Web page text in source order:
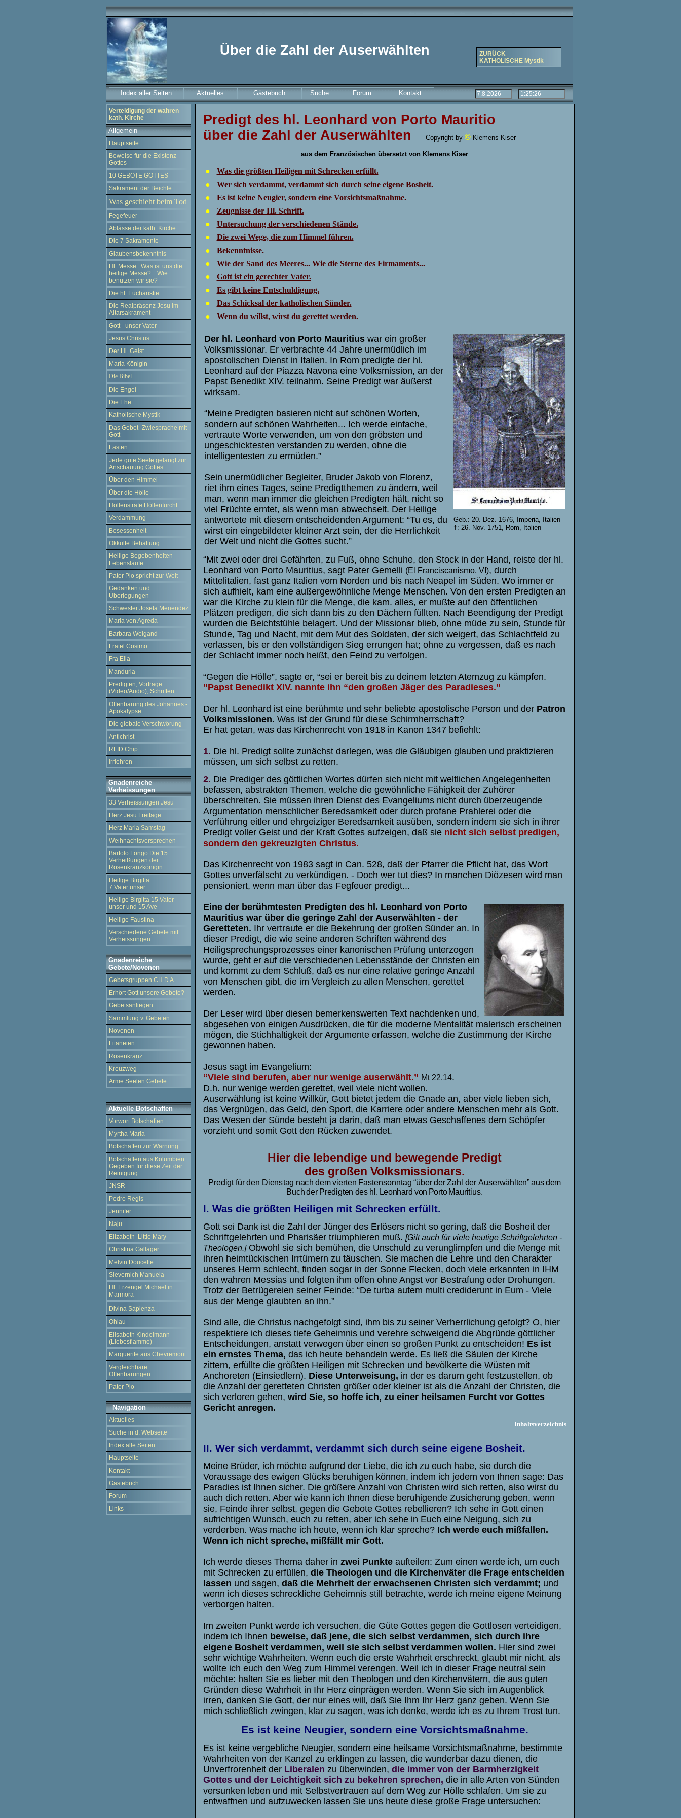
Über die Zahl der Auserwählten
ZURÜCK
KATHOLISCHE Mystik
Index aller Seiten Aktuelles Gästebuch Suche Forum Kontakt
Verteidigung der wahren
kath. Kirche
Allgemein
Hauptseite
Beweise für die Existenz
Gottes
10 GEBOTE GOTTES
Sakrament der Beichte
Was geschieht beim Tod
Fegefeuer
Ablässe der kath. Kirche
Die 7 Sakramente
Glaubensbekenntnis
Hl. Messe. Was ist uns die
heilige Messe? Wie
benützen wir sie?
Die hl. Eucharistie
Die Realpräsenz Jesu im
Altarsakrament
Gott - unser Vater
Jesus Christus
Der Hl. Geist
Maria Königin
Die Bibel
Die Engel
Die Ehe
Katholische Mystik
Das Gebet -Zwiesprache mit
Gott
Fasten
Jede gute Seele gelangt zur
Anschauung Gottes
Über den Himmel
Über die Hölle
Höllenstrafe Höllenfurcht
Verdammung
Besessenheit
Okkulte Behaftung
Heilige Begebenheiten
Lebensläufe
Pater Pio spricht zur Welt
Gedanken und
Überlegungen
Schwester Josefa Menendez
Maria von Agreda
Barbara Weigand
Fratel Cosimo
Fra Elia
Manduria
Predigten, Vorträge
(Video/Audio), Schriften
Offenbarung des Johannes -
Apokalypse
Die globale Verschwörung
Antichrist
RFID Chip
Irrlehren
Gnadenreiche
Verheissungen
33 Verheissungen Jesu
Herz Jesu Freitage
Herz Maria Samstag
Weihnachtsversprechen
Bartolo Longo Die 15
Verheißungen der
Rosenkranzkönigin
Heilige Birgitta
7 Vater unser
Heilige Birgitta 15 Vater
unser und 15 Ave
Heilige Faustina
Verschiedene Gebete mit
Verheissungen
Gnadenreiche
Gebete/Novenen
Gebetsgruppen CH D A
Erhört Gott unsere Gebete?
Gebetsanliegen
Sammlung v. Gebeten
Novenen
Litaneien
Rosenkranz
Kreuzweg
Arme Seelen Gebete
Aktuelle Botschaften
Vorwort Botschaften
Myrtha Maria
Botschaften zur Warnung
Botschaften aus Kolumbien.
Gegeben für diese Zeit der
Reinigung
JNSR
Pedro Regis
Jennifer
Naju
Elizabeth Little Mary
Christina Gallager
Melvin Doucette
Sievernich Manuela
Hl. Erzengel Michael in
Marmora
Divina Sapienza
Ohlau
Elisabeth Kindelmann
(Liebesflamme)
Marguerite aus Chevremont
Vergleichbare
Offenbarungen
Pater Pio
Navigation
Aktuelles
Suche in d. Webseite
Index alle Seiten
Hauptseite
Kontakt
Gästebuch
Forum
Links
Predigt des hl. Leonhard von Porto Mauritio
über die Zahl der Auserwählten
Copyright by ©Klemens Kiser
aus dem Französischen übersetzt von Klemens Kiser
●
Was die größten Heiligen mit Schrecken erfüllt.
●
Wer sich verdammt, verdammt sich durch seine eigene Bosheit.
●
Es ist keine Neugier, sondern eine Vorsichtsmaßnahme.
●
Zeugnisse der Hl. Schrift.
●
Untersuchung der verschiedenen Stände.
●
Die zwei Wege, die zum Himmel führen.
●
Bekenntnisse.
●
Wie der Sand des Meeres... Wie die Sterne des Firmaments...
●
Gott ist ein gerechter Vater.
●
Es gibt keine Entschuldigung.
●
Das Schicksal der katholischen Sünder.
●
Wenn du willst, wirst du gerettet werden.
Der hl. Leonhard von Porto Mauritiuswar ein großer
Volksmissionar. Er verbrachte 44 Jahre unermüdlich im
apostolischen Dienst in Italien. In Rom predigte der hl.
Leonhard auf der Piazza Navona eine Volksmission, an der
Papst Benedikt XIV. teilnahm. Seine Predigt war äußerst
wirksam.
“Meine Predigten basieren nicht auf schönen Worten,
sondern auf schönen Wahrheiten... Ich werde einfache,
vertraute Worte verwenden, um von den gröbsten und
ungeschicktesten verstanden zu werden, ohne die
intelligentesten zu ermüden.”
Sein unermüdlicher Begleiter, Bruder Jakob von Florenz,
riet ihm eines Tages, seine Predigtthemen zu ändern, weil
man, wenn man immer die gleichen Predigten hält, nicht so
viel Früchte erntet, als wenn man abwechselt. Der Heilige
antwortete mit diesem entscheidenden Argument: “Tu es, du
wirst ein eingebildeter kleiner Arzt sein, der die Herrlichkeit
der Welt und nicht die Gottes sucht.”
Geb.: 20. Dez. 1676, Imperia, Italien
†: 26. Nov. 1751, Rom, Italien
“Mit zwei oder drei Gefährten, zu Fuß, ohne Schuhe, den Stock in der Hand, reiste der hl.
Leonhard von Porto Mauritius, sagt Pater Gemelli (El Franciscanismo, VI), durch
Mittelitalien, fast ganz Italien vom Norden und bis nach Neapel im Süden. Wo immer er
sich aufhielt, kam eine außergewöhnliche Menge Menschen. Von den ersten Predigten an
war die Kirche zu klein für die Menge, die kam. alles, er mußte auf den öffentlichen
Plätzen predigen, die sich dann bis zu den Dächern füllten. Nach Beendigung der Predigt
wurden die Beichtstühle belagert. Und der Missionar blieb, ohne müde zu sein, Stunde für
Stunde, Tag und Nacht, mit dem Mut des Soldaten, der sich weigert, das Schlachtfeld zu
verlassen, bis er den vollständigen Sieg errungen hat; ohne zu vergessen, daß es nach
der Schlacht immer noch heißt, den Feind zu verfolgen.
“Gegen die Hölle”, sagte er, “sei er bereit bis zu deinem letzten Atemzug zu kämpfen.
”Papst Benedikt XIV. nannte ihn “den großen Jäger des Paradieses.”
Der hl. Leonhard ist eine berühmte und sehr beliebte apostolische Person und der Patron
Volksmissionen. Was ist der Grund für diese Schirmherrschaft?
Er hat getan, was das Kirchenrecht von 1918 in Kanon 1347 befiehlt:
1. Die hl. Predigt sollte zunächst darlegen, was die Gläubigen glauben und praktizieren
müssen, um sich selbst zu retten.
2. Die Prediger des göttlichen Wortes dürfen sich nicht mit weltlichen Angelegenheiten
befassen, abstrakten Themen, welche die gewöhnliche Fähigkeit der Zuhörer
überschreiten. Sie müssen ihren Dienst des Evangeliums nicht durch überzeugende
Argumentation menschlicher Beredsamkeit oder durch profane Prahlerei oder die
Verführung eitler und ehrgeiziger Beredsamkeit ausüben, sondern indem sie sich in ihrer
Predigt voller Geist und der Kraft Gottes aufzeigen, daß sie nicht sich selbst predigen,
sondern den gekreuzigten Christus.
Das Kirchenrecht von 1983 sagt in Can. 528, daß der Pfarrer die Pflicht hat, das Wort
Gottes unverfälscht zu verkündigen. - Doch wer tut dies? In manchen Diözesen wird man
pensioniert, wenn man über das Fegfeuer predigt...
Eine der berühmtesten Predigten des hl. Leonhard von Porto
Mauritius war über die geringe Zahl der Auserwählten - der
Geretteten. Ihr vertraute er die Bekehrung der großen Sünder an. In
dieser Predigt, die wie seine anderen Schriften während des
Heiligsprechungsprozesses einer kanonischen Prüfung unterzogen
wurde, geht er auf die verschiedenen Lebensstände der Christen ein
und kommt zu dem Schluß, daß es nur eine relative geringe Anzahl
von Menschen gibt, die im Vergleich zu allen Menschen, gerettet
werden.
Der Leser wird über diesen bemerkenswerten Text nachdenken und,
abgesehen von einigen Ausdrücken, die für die moderne Mentalität malerisch erscheinen
mögen, die Stichhaltigkeit der Argumente erfassen, welche die Zustimmung der Kirche
gewonnen haben.
Jesus sagt im Evangelium:
“Viele sind berufen, aber nur wenige auserwählt.” Mt 22,14.
D.h. nur wenige werden gerettet, weil viele nicht wollen.
Auserwählung ist keine Willkür, Gott bietet jedem die Gnade an, aber viele lieben sich,
das Vergnügen, das Geld, den Sport, die Karriere oder andere Menschen mehr als Gott.
Das Wesen der Sünde besteht ja darin, daß man etwas Geschaffenes dem Schöpfer
vorzieht und somit Gott den Rücken zuwendet.
Hier die lebendige und bewegende Predigt
des großen Volksmissionars.
Predigt für den Dienstag nach dem vierten Fastensonntag “überder Zah derAuserwählten”ausdem
Buch der Predigten des hl . Leonhard von Porto Mauritius.
I. Was die größten Heiligen mit Schrecken erfüllt.
Gott sei Dank ist die Zahl der Jünger des Erlösers nicht so gering, daß die Bosheit der
Schriftgelehrten und Pharisäer triumphieren muß. [Gilt auch für viele heutige Schriftgelehrten -
Theologen.]Obwohl sie sich bemühen, die Unschuld zu verunglimpfen und die Menge mit
ihren heimtückischen Irrtümern zu täuschen. Sie machen die Lehre und den Charakter
unseres Herrn schlecht, finden sogar in der Sonne Flecken, doch viele erkannten in IHM
den wahren Messias und folgten ihm offen ohne Angst vor Bestrafung oder Drohungen.
Trotz der Betrügereien seiner Feinde: “De turba autem multi crediderunt in Eum - Viele
aus der Menge glaubten an ihn.”
Sind alle, die Christus nachgefolgt sind, ihm bis zu seiner Verherrlichung gefolgt? O, hier
respektiere ich dieses tiefe Geheimnis und verehre schweigend die Abgründe göttlicher
Entscheidungen, anstatt verwegen über einen so großen Punkt zu entscheiden! Es ist
ein ernstes Thema, das ich heute behandeln werde. Es ließ die Säulen der Kirche
zittern, erfüllte die größten Heiligen mit Schrecken und bevölkerte die Wüsten mit
Anchoreten (Einsiedlern). Diese Unterweisung, in der es darum geht festzustellen, ob
die Anzahl der geretteten Christen größer oder kleiner ist als die Anzahl der Christen, die
sich verloren gehen, wird Sie, so hoffe ich, zu einer heilsamen Furcht vor Gottes
Gericht anregen.
Inhaltsverzeichnis
II. Wer sich verdammt, verdammt sich durch seine eigene Bosheit.
Meine Brüder, ich möchte aufgrund der Liebe, die ich zu euch habe, sie durch die
Voraussage des ewigen Glücks beruhigen können, indem ich jedem von Ihnen sage: Das
Paradies ist Ihnen sicher. Die größere Anzahl von Christen wird sich retten, also wirst du
auch dich retten. Aber wie kann ich Ihnen diese beruhigende Zusicherung geben, wenn
sie, Feinde ihrer selbst, gegen die Gebote Gottes rebellieren? Ich sehe in Gott einen
aufrichtigen Wunsch, euch zu retten, aber ich sehe in Euch eine Neigung, sich zu
verderben. Was mache ich heute, wenn ich klar spreche? Ich werde euch mißfallen.
Wenn ich nicht spreche, mißfällt mir Gott.
Ich werde dieses Thema daher in zwei Punkteaufteilen: Zum einen werde ich, um euch
mit Schrecken zu erfüllen, die Theologen und die Kirchenväter die Frage entscheiden
lassen und sagen, daß die Mehrheit der erwachsenen Christen sich verdammt; und
wenn ich dieses schreckliche Geheimnis still betrachte, werde ich meine eigene Meinung
verborgen halten.
Im zweiten Punkt werde ich versuchen, die Güte Gottes gegen die Gottlosen verteidigen,
indem ich Ihnen beweise, daß jene, die sich selbst verdammen, sich durch ihre
eigene Bosheit verdammen, weil sie sich selbst verdammen wollen. Hier sind zwei
sehr wichtige Wahrheiten. Wenn euch die erste Wahrheit erschreckt, glaubt mir nicht, als
wollte ich euch den Weg zum Himmel verengen. Weil ich in dieser Frage neutral sein
möchte: halten Sie es lieber mit den Theologen und den Kirchenvätern, die aus guten
Gründen diese Wahrheit in Ihr Herz einprägen werden. Wenn Sie sich im Augenblick
irren, danken Sie Gott, der nur eines will, daß Sie Ihm Ihr Herz ganz geben. Wenn Sie
mich schließlich zwingen, klar zu sagen, was ich denke, werde ich es zu Ihrem Trost tun.
Es ist keine Neugier, sondern eine Vorsichtsmaßnahme.
Es ist keine vergebliche Neugier, sondern eine heilsame Vorsichtsmaßnahme, bestimmte
Wahrheiten von der Kanzel zu erklingen zu lassen, die wunderbar dazu dienen, die
Unverfrorenheit der Liberalen zu überwinden, die immer von der Barmherzigkeit
Gottes und der Leichtigkeit sich zu bekehren sprechen, die in alle Arten von Sünden
versunken leben und mit Selbstvertrauen auf dem Weg zur Hölle schlafen. Um sie zu
entwaffnen und aufzuwecken lassen Sie uns heute diese große Frage untersuchen: